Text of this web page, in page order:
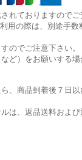
れておりますので
用の際は、別途手数
のでご注意下さい。
ど）をお願いする
、商品到着後７日
は、返品送料および